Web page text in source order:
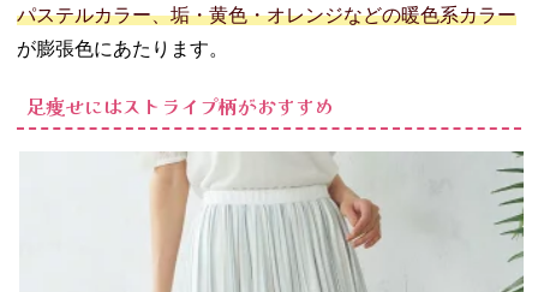
パステルカラー、垢・黄色・オレンジなどの暖色系カラー
が膨張色にあたります。
足痩せにはストライプ柄がおすすめ